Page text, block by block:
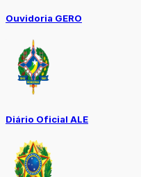
Ouvidoria GERO
Diário Oficial ALE